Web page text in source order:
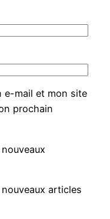
e-mail et mon site
prochain
articles